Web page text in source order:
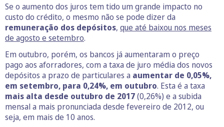
Se o aumento dos juros tem tido um grande impacto no
custo do crédito, o mesmo não se pode dizer da
remuneração dos depósitos, que até baixou nos meses
de agosto e setembro.
Em outubro, porém, os bancos já aumentaram o preço
pago aos aforradores, com a taxa de juro média dos novos
depósitos a prazo de particulares a aumentar de 0,05%,
em setembro, para 0,24%, em outubro. Esta é a taxa
mais alta desde outubro de 2017(0,26%) e a subida
mensal a mais pronunciada desde fevereiro de 2012, ou
seja, em mais de 10 anos.